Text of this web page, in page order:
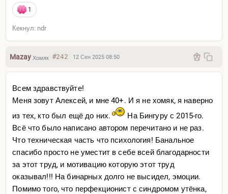
1
Кекнул: ndr
MazayХомяк #242 12 Сен 2025 08:50
Всем здравствуйте!
Меня зовут Алексей, и мне 40+. И я не хомяк, я наверно
из тех, кто был ещё до них.
На Бингуру с 2015-го.
Всё что было написано автором перечитано и не раз.
Что техническая часть что психология! Банальное
спасибо просто не уместит в себе всей благодарности
за этот труд, и мотивацию которую этот труд
оказывал!!! На бинарных долго не высидел, эмоции.
Помимо того, что перфекционист с синдромом утёнка,